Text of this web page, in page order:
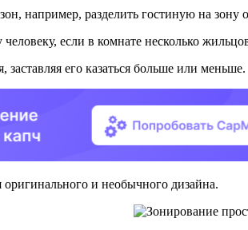
например, разделить гостиную на зону
если в комнате несколько
его казаться больше или меньше.
и необычного дизайна.